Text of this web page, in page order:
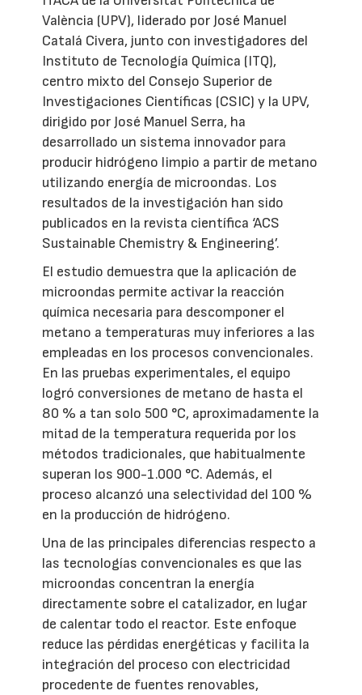
València (UPV), liderado por José Manuel
Catalá Civera, junto con investigadores del
Instituto de Tecnología Química (ITQ),
centro mixto del Consejo Superior de
Investigaciones Científicas (CSIC) y la UPV,
dirigido por José Manuel Serra, ha
desarrollado un sistema innovador para
producir hidrógeno limpio a partir de metano
utilizando energía de microondas. Los
resultados de la investigación han sido
publicados en la revista científica ‘ACS
Sustainable Chemistry & Engineering’.
El estudio demuestra que la aplicación de
microondas permite activar la reacción
química necesaria para descomponer el
metano a temperaturas muy inferiores a las
empleadas en los procesos convencionales.
En las pruebas experimentales, el equipo
logró conversiones de metano de hasta el
80 % a tan solo 500 °C, aproximadamente la
mitad de la temperatura requerida por los
métodos tradicionales, que habitualmente
superan los 900-1.000 °C. Además, el
proceso alcanzó una selectividad del 100 %
en la producción de hidrógeno.
Una de las principales diferencias respecto a
las tecnologías convencionales es que las
microondas concentran la energía
directamente sobre el catalizador, en lugar
de calentar todo el reactor. Este enfoque
reduce las pérdidas energéticas y facilita la
integración del proceso con electricidad
procedente de fuentes renovables,